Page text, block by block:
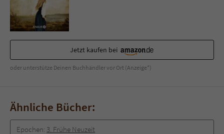
Jetzt kaufen bei
oder unterstütze Deinen Buchhändler vor Ort (Anzeige*)
Ähnliche Bücher:
Epochen: 3. Frühe Neuzeit